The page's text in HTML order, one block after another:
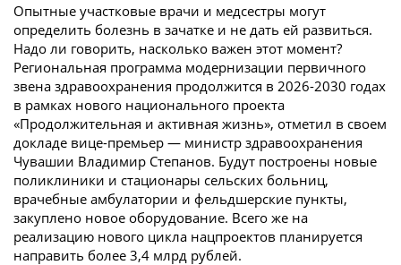
Опытные участковые врачи и медсестры могут
определить болезнь в зачатке и не дать ей развиться.
Надо ли говорить, насколько важен этот момент?
Региональная программа модернизации первичного
звена здравоохранения продолжится в 2026-2030 годах
в рамках нового национального проекта
«Продолжительная и активная жизнь», отметил в своем
докладе вице-премьер — министр здравоохранения
Чувашии Владимир Степанов. Будут построены новые
поликлиники и стационары сельских больниц,
врачебные амбулатории и фельдшерские пункты,
закуплено новое оборудование. Всего же на
реализацию нового цикла нацпроектов планируется
направить более 3,4 млрд рублей.